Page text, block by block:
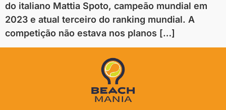
do italiano Mattia Spoto, campeão mundial em
2023 e atual terceiro do ranking mundial. A
competição não estava nos planos […]